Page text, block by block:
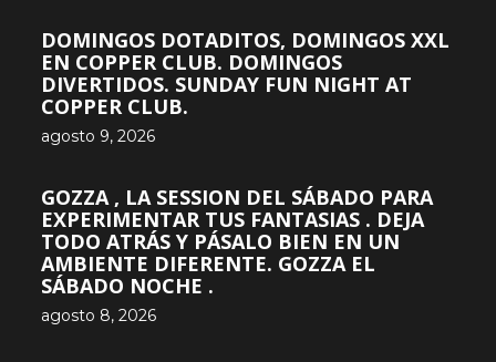
DOMINGOS DOTADITOS, DOMINGOS XXL
EN COPPER CLUB. DOMINGOS
DIVERTIDOS. SUNDAY FUN NIGHT AT
COPPER CLUB.
agosto 9, 2026
GOZZA , LA SESSION DEL SÁBADO PARA
EXPERIMENTAR TUS FANTASIAS . DEJA
TODO ATRÁS Y PÁSALO BIEN EN UN
AMBIENTE DIFERENTE. GOZZA EL
SÁBADO NOCHE .
agosto 8, 2026